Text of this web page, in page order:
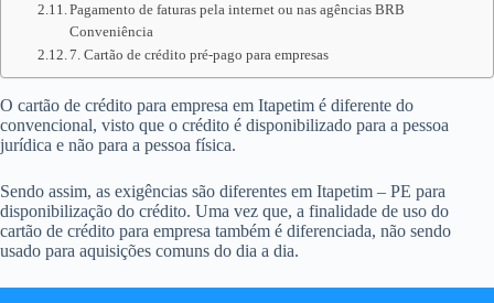
Pagamento de faturas pela internet ou nas agências BRB
Conveniência
7. Cartão de crédito pré-pago para empresas
O cartão de crédito para empresa em Itapetim é diferente do
convencional, visto que o crédito é disponibilizado para a pessoa
jurídica e não para a pessoa física.
Sendo assim, as exigências são diferentes em Itapetim – PE para
disponibilização do crédito. Uma vez que, a finalidade de uso do
cartão de crédito para empresa também é diferenciada, não sendo
usado para aquisições comuns do dia a dia.